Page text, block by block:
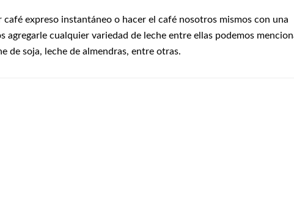
café expreso instantáneo o hacer el café nosotros mismos con una
agregarle cualquier variedad de leche entre ellas podemos
de soja, leche de almendras, entre otras.